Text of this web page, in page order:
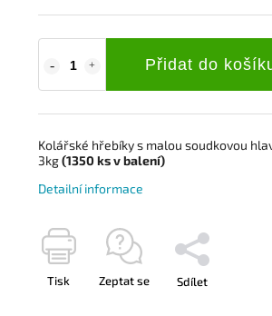
Přidat do
Kolářské hřebíky s malou soudkovou
3kg(1350ksv balení)
Detailní informace
Tisk Zeptat se Sdílet